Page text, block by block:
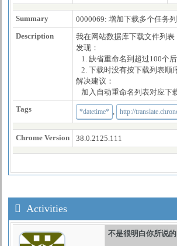
Summary
0000069: 增加下载多个任务
Description
我在网站数据库下载文件列
发现：
1. 缺省重命名到超过100个
2. 下载时没有按下载列表顺
解决建议：
加入自动重命名列表对应下
Tags
*datetime* http://
Chrome Version 38.0.2125.111
Activities
不是很明白你所说